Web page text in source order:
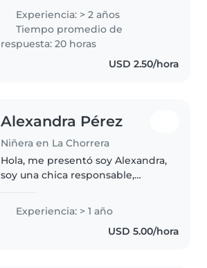
provengo de una familia
nunerosa de 6, cuide sobrinos y
demás, desde los 19 a 21..
Experiencia: > 2 años
Tiempo promedio de
respuesta: 20 horas
USD 2.50/hora
Alexandra Pérez
Niñera en La Chorrera
Hola, me presentó soy Alexandra,
soy una chica responsable,
cuidado infantil. Me gusta crear
un ambiente seguro, divertido y
educativo para los niños,..
Experiencia: > 1 año
USD 5.00/hora